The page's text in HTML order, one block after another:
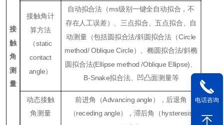
接
触
角
测
量
接触角计
算方法
（static
contact
angle）
自动拟合法（ms级别一键全自动拟合，不
存在人工误差）、三点拟合、五点拟合、自
动测量（包括圆拟合法/斜圆拟合法（Circle
method/ Oblique Circle）、椭圆拟合法/斜椭
圆拟合法(Ellipse method /Oblique Ellipse)
B-Snake拟合法、凹凸面测量等
动态接触
角测量
前进角（Advancing angle），后退角
（receding angle），滞后角（hysteresis
电话咨询